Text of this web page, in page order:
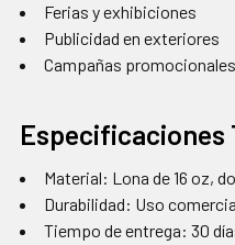
Ferias y exhibiciones
Publicidad en exteriores
Campañas promocionales
Especificaciones
Material: Lona de 16 oz,
Durabilidad: Uso
Tiempo de entrega: 30